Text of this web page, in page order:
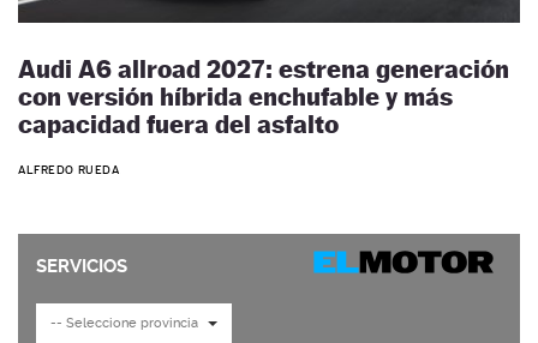
Audi A6 allroad 2027: estrena generación
con versión híbrida enchufable y más
capacidad fuera del asfalto
ALFREDO RUEDA